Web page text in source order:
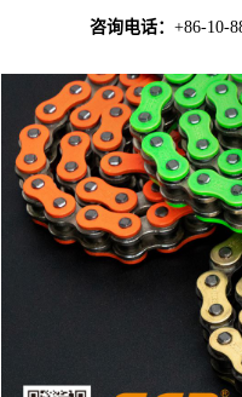
咨询电话： +86-10-